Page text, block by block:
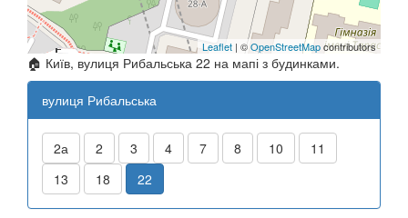
Leaflet | ©OpenStreetMapcontributors
🏠 Київ, вулиця Рибальська 22 на мапі з будинками.
вулиця Рибальська
2а 2 3 4 7 8 10
11
13
18 22